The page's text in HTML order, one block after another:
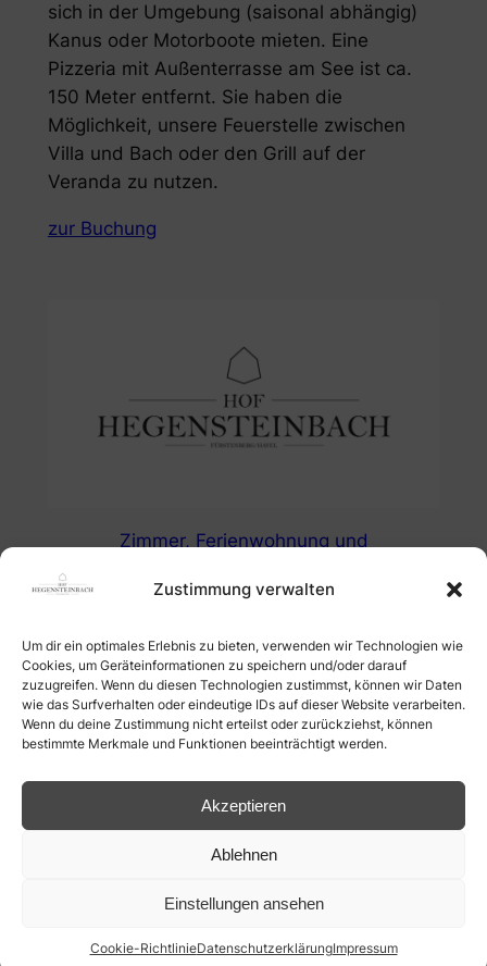
Zustimmung verwalten
Um dir ein optimales Erlebnis zu bieten, verwenden wir Technologien wie
Cookies, um Geräteinformationen zu speichern und/oder darauf
zuzugreifen. Wenn du diesen Technologien zustimmst, können wir Daten
wie das Surfverhalten oder eindeutige IDs auf dieser Website verarbeiten.
Wenn du deine Zustimmung nicht erteilst oder zurückziehst, können
bestimmte Merkmale und Funktionen beeinträchtigt werden.
Akzeptieren
Ablehnen
Einstellungen ansehen
Cookie-RichtlinieDatenschutzerklärungImpressum
sich in der Umgebung (saisonal abhängig)
Kanus oder Motorboote mieten. Eine
Pizzeria mit Außenterrasse am See ist ca.
150 Meter entfernt. Sie haben die
Möglichkeit, unsere Feuerstelle zwischen
Villa und Bach oder den Grill auf der
Veranda zu nutzen.
zur Buchung
Zimmer, Ferienwohnung und
Radlerunterkunft in Fürstenberg/Havel am
Radwanderweg
Hof Hegensteinbach, FürstenbergHavel
Über uns
Team
Kontakt
Kontaktiere uns
Cookie-Richtlinie (EU)
Impressum
Social
Facebook
find your soul. follow your heart. enjoy yourself. ❤